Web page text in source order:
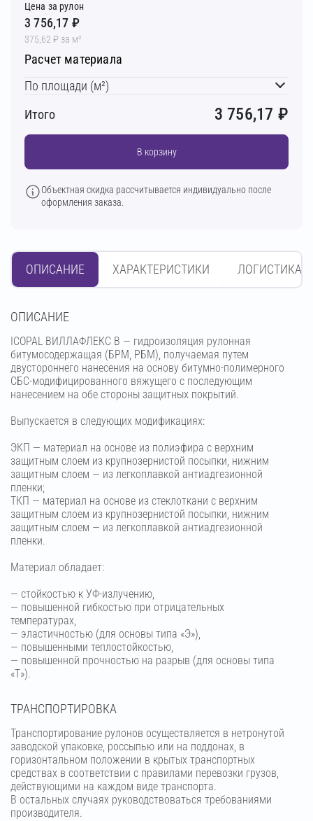
Цена за рулон
3 756,17 ₽
375,62 ₽ за м²
Расчет материала
По площади (м²)
Итого
3 756,17 ₽
В корзину
Объектная скидка рассчитывается индивидуально после
оформления заказа.
ОПИСАНИЕ ХАРАКТЕРИСТИКИ ЛОГИСТИКА
OПИСАНИЕ
ICOPAL ВИЛЛАФЛЕКС В — гидроизоляция рулонная
битумосодержащая (БРМ, РБМ), получаемая путем
двустороннего нанесения на основу битумно-полимерного
СБС-модифицированного вяжущего с последующим
нанесением на обе стороны защитных покрытий.
Выпускается в следующих модификациях:
ЭКП — материал на основе из полиэфира с верхним
защитным слоем из крупнозернистой посыпки, нижним
защитным слоем — из легкоплавкой антиадгезионной
пленки;
ТКП — материал на основе из стеклоткани с верхним
защитным слоем из крупнозернистой посыпки, нижним
защитным слоем — из легкоплавкой антиадгезионной
пленки.
Материал обладает:
— стойкостью к УФ-излучению,
— повышенной гибкостью при отрицательных
температурах,
— эластичностью (для основы типа «Э»),
— повышенными теплостойкостью,
— повышенной прочностью на разрыв (для основы типа
«Т»).
ТРАНСПОРТИРОВКА
Транспортирование рулонов осуществляется в нетронутой
заводской упаковке, россыпью или на поддонах, в
горизонтальном положении в крытых транспортных
средствах в соответствии с правилами перевозки грузов,
действующими на каждом виде транспорта.
В остальных случаях руководствоваться требованиями
производителя.